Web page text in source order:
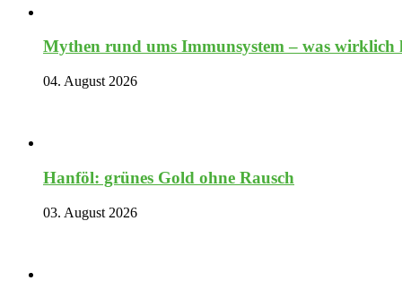
Mythen rund ums Immunsystem – was
04. August 2026
Hanföl: grünes Gold ohne Rausch
03. August 2026